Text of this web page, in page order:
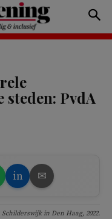
PvdA
in ✉
in Den Haag, 2022.